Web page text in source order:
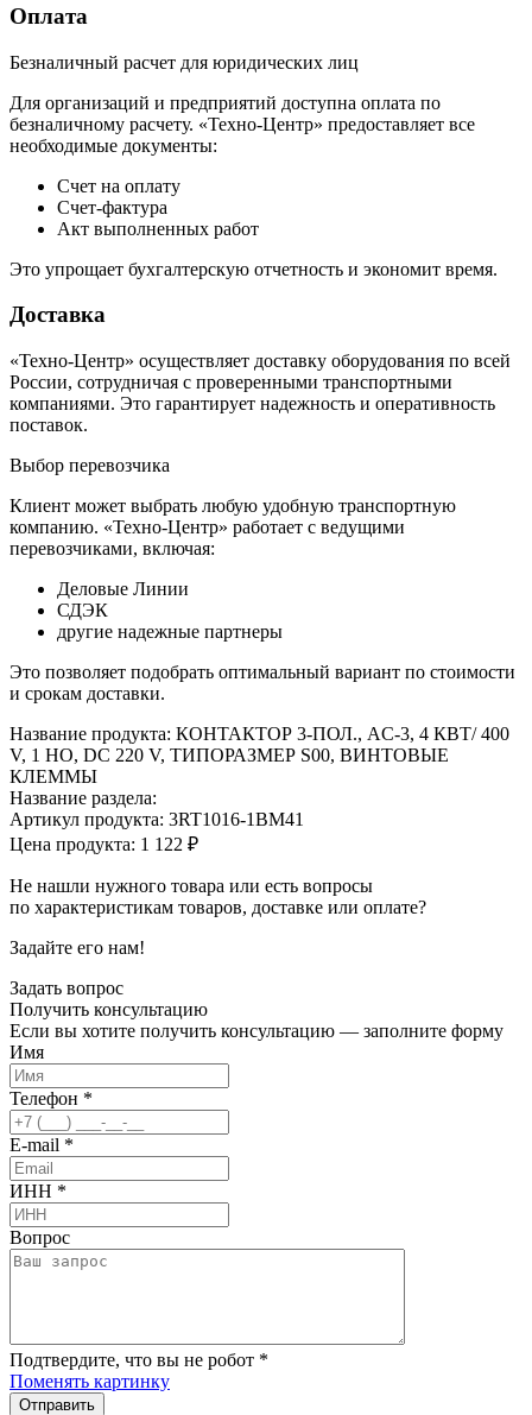
Оплата
Безналичный расчет для юридических лиц
Для организаций и предприятий доступна оплата по
безналичному расчету. «Техно-Центр» предоставляет все
необходимые документы:
Счет на оплату
Счет-фактура
Акт выполненных работ
Это упрощает бухгалтерскую отчетность и экономит время.
Доставка
«Техно-Центр» осуществляет доставку оборудования по всей
России, сотрудничая с проверенными транспортными
компаниями. Это гарантирует надежность и оперативность
поставок.
Выбор перевозчика
Клиент может выбрать любую удобную транспортную
компанию. «Техно-Центр» работает с ведущими
перевозчиками, включая:
Деловые Линии
СДЭК
другие надежные партнеры
Это позволяет подобрать оптимальный вариант по стоимости
и срокам доставки.
Название продукта: КОНТАКТОР 3-ПОЛ., AC-3, 4 КВТ/ 400
V, 1 НO, DC 220 V, ТИПОРАЗМЕР S00, ВИНТОВЫЕ
КЛЕММЫ
Название раздела:
Артикул продукта: 3RT1016-1BM41
Цена продукта: 1 122 ₽
Не нашли нужного товара или есть вопросы
по характеристикам товаров, доставке или оплате?
Задайте его нам!
Задать вопрос
Получить консультацию
Если вы хотите получить консультацию — заполните форму
Имя
Телефон *
E-mail *
ИНН *
Вопрос
Подтвердите, что вы не робот *
Поменять картинку